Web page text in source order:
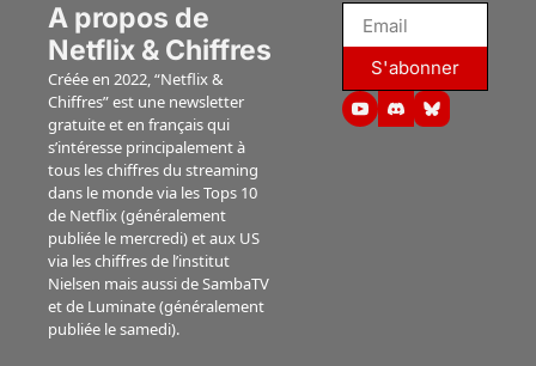
A propos de
Netflix & Chiffres
Créée en 2022, “Netflix &
Chiffres” est une newsletter
gratuite et en français qui
s’intéresse principalement à
tous les chiffres du streaming
dans le monde via les Tops 10
de Netflix (généralement
publiée le mercredi) et aux US
via les chiffres de l’institut
Nielsen mais aussi de SambaTV
et de Luminate (généralement
publiée le samedi).
S'abonner